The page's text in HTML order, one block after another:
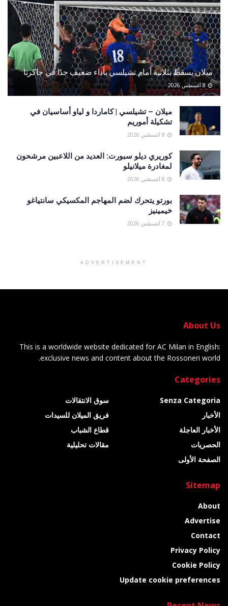
ميلان يسقط بثلاثية أمام تشيلسي بأداء ضعيف جدًا في جاكرتا
ميلان – تشيلسي | كاماردا و لياو أساسيان في
تشكيلة أموريم
كوريري ديلو سبورت: العديد من اللاعبين مرشحون
لمغادرة ميلانيلو
بورتو يتحرك لضم المهاجم المكسيكي سانتياغو
خيمينيز
ADVERTISEMENT
About Us
This is a worldwide website dedicated for AC Milan in English:
exclusive news and content about the Rossoneri world.
Categories
Senza Categoria
الأخبار
الأخبار العاجلة
الحصريات
الصفحة الأولى
سوق الانتقالات
فريق الميلان للسيدات
قطاع الشباب
مقالات تحليلية
Sitemap
About
Advertise
Contact
Privacy Policy
Cookie Policy
Update cookie preferences